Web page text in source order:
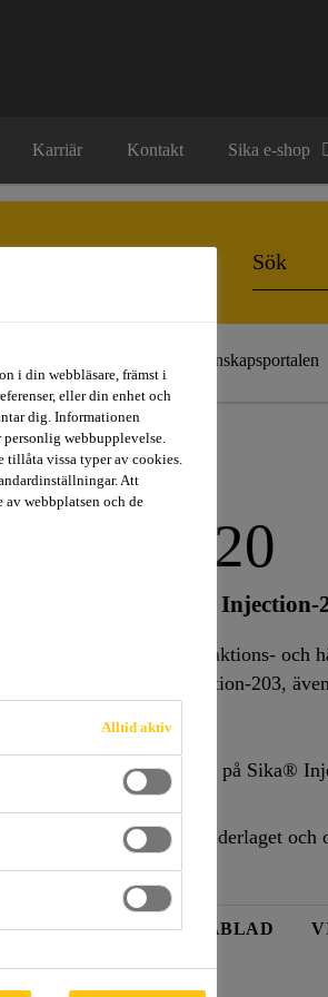
Karriär Kontakt Sika e-shop
Kunskapsportalen
AC-20
201 CE och Sika® Injection-
som accelererar reaktions- och
201 CE och Sika® Injection-203,
reducera reaktionstiden på Sika®
låga temperaturer på underlaget
SÄKERHETSDATABLAD
i din webbläsare, främst i
eller din enhet och
dig. Informationen
webbupplevelse.
vissa typer av cookies.
Att
webbplatsen och de
Alltid aktiv